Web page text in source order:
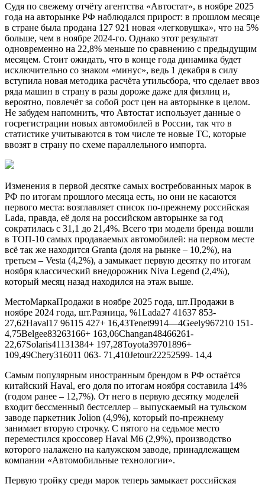
Судя по свежему отчёту агентства «Автостат», в ноябре 2025
года на авторынке РФ наблюдался прирост: в прошлом месяце
в стране была продана 127 921 новая «легковушка», что на 5%
больше, чем в ноябре 2024-го. Однако этот результат
одновременно на 22,8% меньше по сравнению с предыдущим
месяцем. Стоит ожидать, что в конце года динамика будет
исключительно со знаком «минус», ведь 1 декабря в силу
вступила новая методика расчёта утильсбора, что сделает ввоз
ряда машин в страну в разы дороже даже для физлиц и,
вероятно, повлечёт за собой рост цен на авторынке в целом.
Не забудем напомнить, что Автостат использует данные о
госрегистрации новых автомобилей в России, так что в
статистике учитываются в том числе те новые ТС, которые
ввозят в страну по схеме параллельного импорта.
Изменения в первой десятке самых востребованных марок в
РФ по итогам прошлого месяца есть, но они не касаются
первого места: возглавляет список по-прежнему российская
Lada, правда, её доля на российском авторынке за год
сократилась с 31,1 до 21,4%. Всего три модели бренда вошли
в ТОП-10 самых продаваемых автомобилей: на первом месте
всё так же находится Granta (доля на рынке – 10,2%), на
третьем – Vesta (4,2%), а замыкает первую десятку по итогам
ноября классический внедорожник Niva Legend (2,4%),
который месяц назад находился на этаж выше.
МестоМаркаПродажи в ноябре 2025 года, шт.Продажи в
ноябре 2024 года, шт.Разница, %1Lada27 41637 853-
27,62Haval17 96115 427+ 16,43Tenet9914—4Geely967210 151-
4,75Belgee83263166+ 163,06Changan48466261-
22,67Solaris41131384+ 197,28Toyota39701896+
109,49Chery316011 063- 71,410Jetour22252599- 14,4
Самым популярным иностранным брендом в РФ остаётся
китайский Haval, его доля по итогам ноября составила 14%
(годом ранее – 12,7%). От него в первую десятку моделей
входит бессменный бестселлер – выпускаемый на тульском
заводе паркетник Jolion (4,9%), который по-прежнему
занимает вторую строчку. С пятого на седьмое место
переместился кроссовер Haval M6 (2,9%), производство
которого налажено на калужском заводе, принадлежащем
компании «Автомобильные технологии».
Первую тройку среди марок теперь замыкает российская